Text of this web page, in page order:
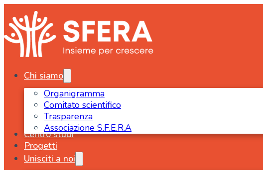
Chi siamo
Organigramma
Comitato scientifico
Trasparenza
Associazione S.F.E.R.A
Centro studi
Progetti
Unisciti a noi